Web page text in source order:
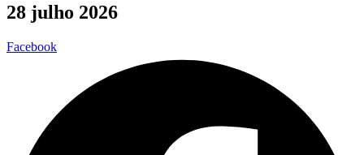
28 julho 2026
Facebook